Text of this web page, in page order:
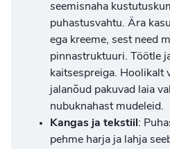
seemisnaha
puhastusvahtu. Ära
ega kreeme, sest need
pinnastruktuuri. Töötle
kaitsespreiga. Hoolikalt
jalanõud pakuvad laia
nubuknahast mudeleid.
Kangas ja tekstiil :
pehme harja ja lahja